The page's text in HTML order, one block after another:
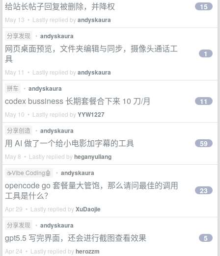
给站长帖子回复被删除，并降权
May 13 • Lastly replied byandyskaura
15
分享发现 • andyskaura
网页桌面预览，文件夹编辑与同步，摄像头通话工
具
May 11 • Lastly replied byandyskaura
1
拼车 • andyskaura
codex bussiness 长期套餐合下来 10 刀/月
May 10 • Lastly replied byYYW1227
11
分享创造 • andyskaura
用 AI 做了一个给小电影加字幕的工具
May 8 • Lastly replied byheganyuliang
59
☕Vibe Coding🤖 • andyskaura
opencode go 套餐量大管饱，那么请问最佳的调用
工具是什么？
Apr 29 • Lastly replied byXuDaojie
23
分享发现 • andyskaura
gpt5.5 写完界面，还会进行截图查看效果
Apr 24 • Lastly replied byherozzm
5